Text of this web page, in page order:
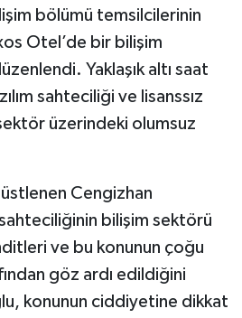
bölümü temsilcilerinin
Otel’de bir bilişim
Yaklaşık altı saat
sahteciliği ve lisanssız
sektör üzerindeki olumsuz
Cengizhan
sahteciliğinin bilişim sektörü
ve bu konunun çoğu
göz ardı edildiğini
konunun ciddiyetine dikkat